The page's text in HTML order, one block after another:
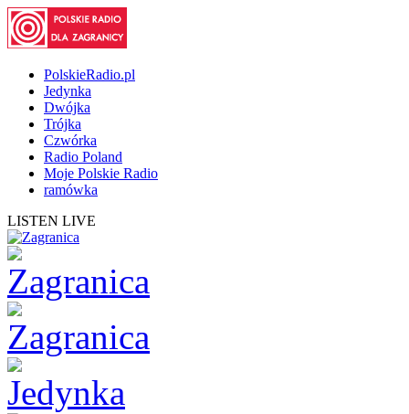
PolskieRadio.pl
Jedynka
Dwójka
Trójka
Czwórka
Radio Poland
Moje Polskie Radio
ramówka
LISTEN LIVE